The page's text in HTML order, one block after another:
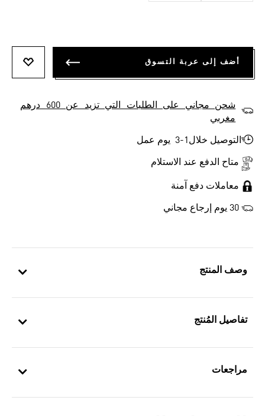
وصف المنتج
تفاصيل المُنتج
مراجعات
أضف إلى عربة التسوق
شحن مجاني على الطلبات التي تزيد عن 600 درهم
مغربي
التوصيل خلال1-3 يوم عمل
متاح الدفع عند الاستلام
معاملات دفع آمنة